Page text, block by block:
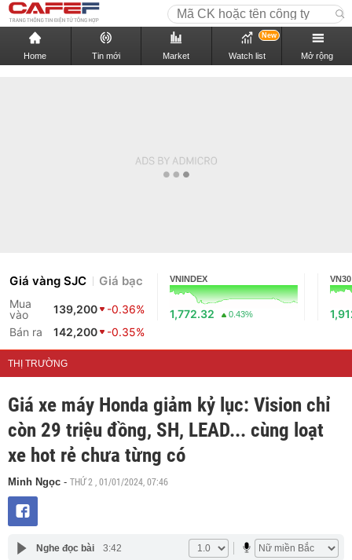
Home Tin mới Market Watch list
New
Mở rộng
Giá vàng SJC Giá bạc
Mua
vào
139,200
-0.36%
Bán ra
142,200 -0.35%
VNINDEX
1,772.32 0.43%
VN30
THỊ TRƯỜNG
Giá xe máy Honda giảm kỷ lục: Vision chỉ
còn 29 triệu đồng, SH, LEAD... cùng loạt
xe hot rẻ chưa từng có
Minh Ngọc - THỨ 2 , 01/01/2024, 07:46
Nghe đọc bài 3:42